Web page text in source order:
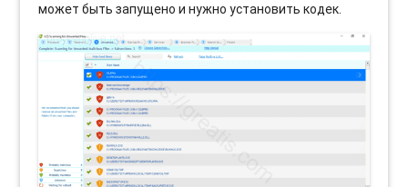
может быть запущено и нужно установить кодек.